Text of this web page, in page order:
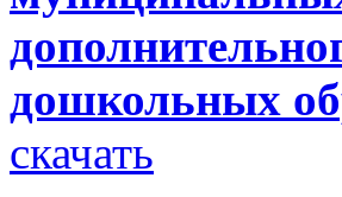
дошкольных
скачать